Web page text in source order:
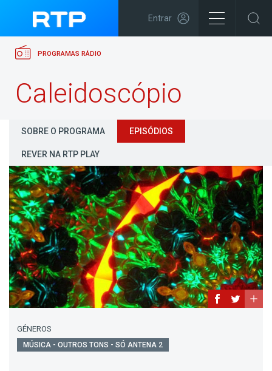
Entrar
PROGRAMAS RÁDIO
Caleidoscópio
SOBRE O PROGRAMA EPISÓDIOS
REVER NA RTP PLAY
GÉNEROS
MÚSICA - OUTROS TONS - SÓ ANTENA 2